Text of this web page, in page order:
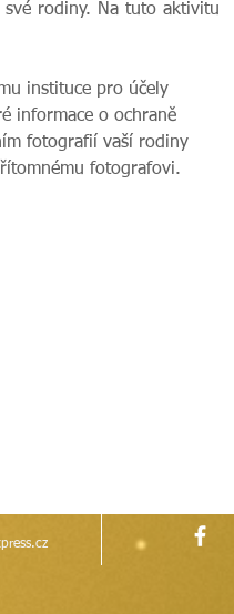
rodiny. Na tuto aktivitu
instituce pro účely
informace o ochraně
fotografií vaší rodiny
fotografovi.